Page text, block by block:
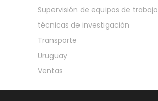
Supervisión de equipos de trabajo
técnicas de investigación
Transporte
Uruguay
Ventas